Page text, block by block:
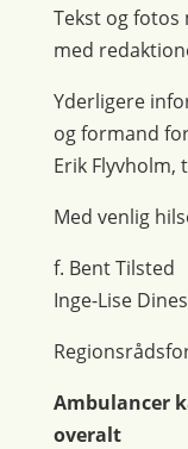
Tekst og fotos
med
Yderligere
og formand
Erik Flyvholm,
Med venlig
f. Bent Tilsted
Inge-Lise
Ambulancer
overalt